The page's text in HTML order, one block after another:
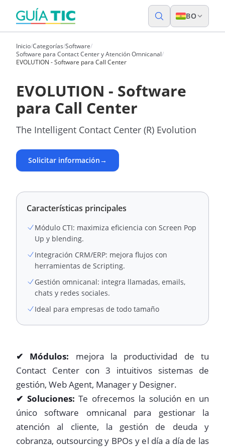
BO
Inicio/Categorías/Software/
Software para Contact Center y Atención Omnicanal/
EVOLUTION - Software para Call Center
EVOLUTION - Software
para Call Center
The Intelligent Contact Center (R) Evolution
Solicitar información→
Características principales
Módulo CTI: maximiza eficiencia con Screen Pop
Up y blending.
Integración CRM/ERP: mejora flujos con
herramientas de Scripting.
Gestión omnicanal: integra llamadas, emails,
chats y redes sociales.
Ideal para empresas de todo tamaño
✔ Módulos: mejora la productividad de tu
Contact Center con 3 intuitivos sistemas de
gestión, Web Agent, Manager y Designer.
✔ Soluciones: Te ofrecemos la solución en un
único software omnicanal para gestionar la
atención al cliente, la gestión de deuda y
cobranza, outsourcing y BPOs y el día a día de las